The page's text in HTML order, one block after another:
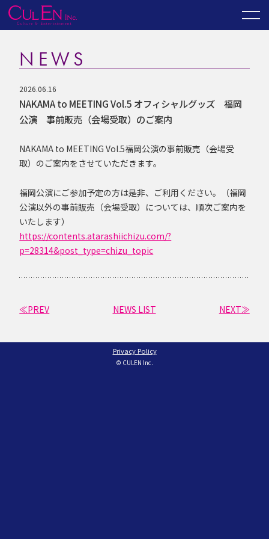
NEWS
2026.06.16
NAKAMA to MEETING Vol.5 オフィシャルグッズ 福岡
公演 事前販売（会場受取）のご案内
NAKAMA to MEETING Vol.5福岡公演の事前販売（会場受
取）のご案内をさせていただきます。
福岡公演にご参加予定の方は是非、ご利用ください。（福岡
公演以外の事前販売（会場受取）については、順次ご案内を
いたします）
https://contents.atarashiichizu.com/?
p=28314&post_type=chizu_topic
≪PREV NEWS LIST NEXT≫
Privacy Policy
© CULEN Inc.